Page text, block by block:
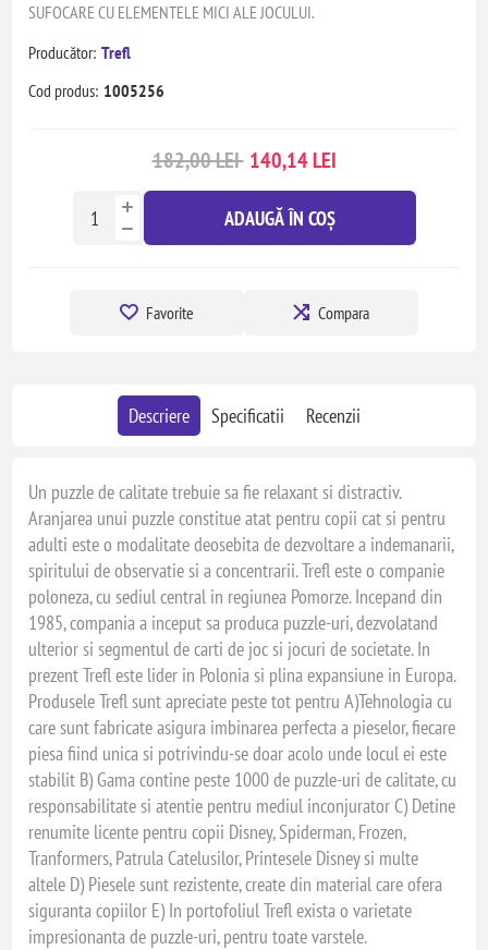
SUFOCARE CU ELEMENTELE MICI ALE JOCULUI.
Producător: Trefl
Cod produs: 1005256
182,00 LEI 140,14 LEI
ADAUGĂ ÎN COȘ
Favorite Compara
Descriere Specificatii Recenzii
Un puzzle de calitate trebuie sa fie relaxant si distractiv.
Aranjarea unui puzzle constitue atat pentru copii cat si pentru
adulti este o modalitate deosebita de dezvoltare a indemanarii,
spiritului de observatie si a concentrarii. Trefl este o companie
poloneza, cu sediul central in regiunea Pomorze. Incepand din
1985, compania a inceput sa produca puzzle-uri, dezvolatand
ulterior si segmentul de carti de joc si jocuri de societate. In
prezent Trefl este lider in Polonia si plina expansiune in Europa.
Produsele Trefl sunt apreciate peste tot pentru A)Tehnologia cu
care sunt fabricate asigura imbinarea perfecta a pieselor, fiecare
piesa fiind unica si potrivindu-se doar acolo unde locul ei este
stabilit B) Gama contine peste 1000 de puzzle-uri de calitate, cu
responsabilitate si atentie pentru mediul inconjurator C) Detine
renumite licente pentru copii Disney, Spiderman, Frozen,
Tranformers, Patrula Catelusilor, Printesele Disney si multe
altele D) Piesele sunt rezistente, create din material care ofera
siguranta copiilor E) In portofoliul Trefl exista o varietate
impresionanta de puzzle-uri, pentru toate varstele.